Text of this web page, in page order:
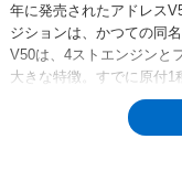
年に発売されたアドレス
ジションは、かつての同
V50は、4ストエンジンと
大きな特徴。すでに原付
ドレスV50登場後も継続
消した。登場後は、マイ